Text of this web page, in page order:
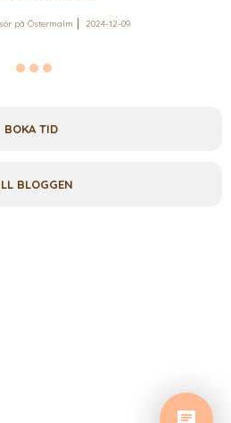
på Östermalm 2024-12-09
BOKA TID
BLOGGEN